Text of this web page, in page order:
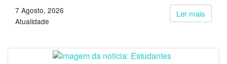
Ler mais
7 Agosto, 2026
Atualidade